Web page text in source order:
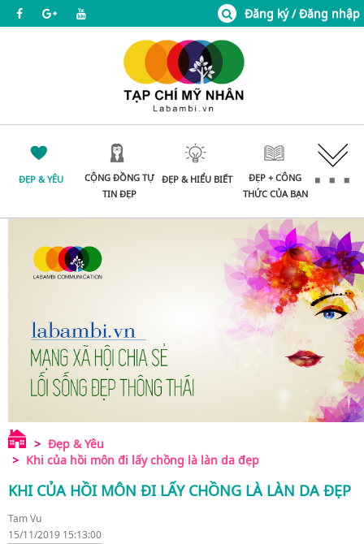
Đăng ký / Đăng nhập
ĐẸP & YÊU
CỘNG ĐỒNG TỰ
TIN ĐẸP
ĐẸP & HIỂU BIẾT
ĐẸP + CÔNG
THỨC CỦA BẠN
Đẹp & Yêu
Khi của hồi môn đi lấy chồng là làn da đẹp
KHI CỦA HỒI MÔN ĐI LẤY CHỒNG LÀ LÀN DA ĐẸP
Tam Vu
15/11/2019 15:13:00